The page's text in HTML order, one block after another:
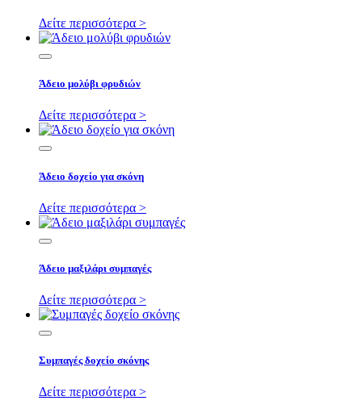
Δείτε περισσότερα >
Άδειο μολύβι φρυδιών
Δείτε περισσότερα >
Άδειο δοχείο για σκόνη
Δείτε περισσότερα >
Άδειο μαξιλάρι συμπαγές
Δείτε περισσότερα >
Συμπαγές δοχείο σκόνης
Δείτε περισσότερα >